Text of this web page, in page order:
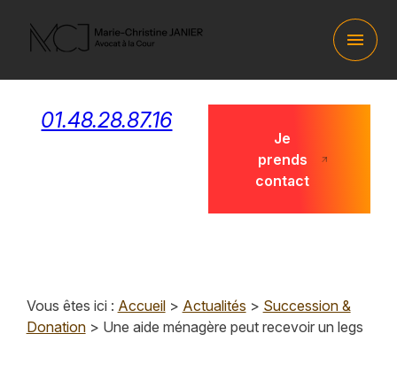
menu
01.48.28.87.16
Je
prends
contact
Vous êtes ici : Accueil> Actualités > Succession &
Donation> Une aide ménagère peut recevoir un legs